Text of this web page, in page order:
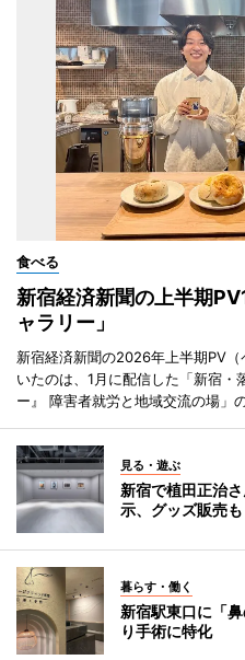
食べる
新宿経済新聞の上半期
ャラリー」
新宿経済新聞の2026年上半期PV
いたのは、1月に配信した「新宿・
ー』 障害者就労と地域交流の場」
見る・遊ぶ
新宿で植田正治
示、グッズ販売も
暮らす・働く
新宿駅東口に「
り手術に特化